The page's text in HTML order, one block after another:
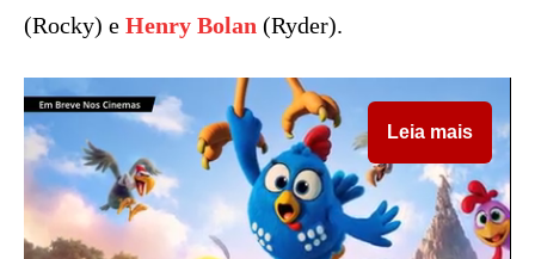
(Rocky) e Henry Bolan (Ryder).
Leia mais